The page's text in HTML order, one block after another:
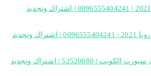
اشتراك كوبا امريكا 2021 | 0096555404241 | اشتراك وتجديد
اشتراك كاس امم اوروبا 2021 | 0096555404241 | اشتراك وتجديد
تجديد اشتراك بي ان سبورت الكويت | 52520080 | اشتراك وتجديد